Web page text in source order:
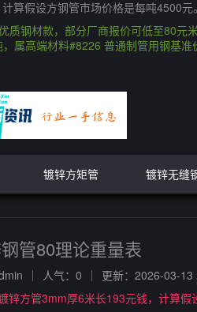
算假设方钢管市场价格是每吨4500元。
质钢材款，部分厂商报价可低至80
属高端材料#8226 普通制管用钢基准
镀锌方矩管 镀锌无缝
管80理论重量表
人气：0
更新：2026-03-
锌方管3mm厚6米长193元钱，计算假